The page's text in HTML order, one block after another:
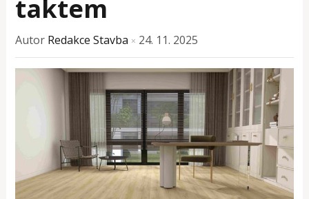
taktem
Autor Redakce Stavba × 24. 11. 2025